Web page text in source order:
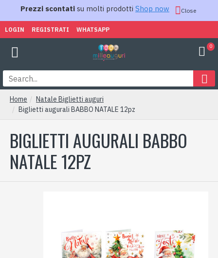
Prezzi scontati su molti prodotti Shop now Close
LOGIN REGISTRATI WHATSAPP
0
Home
Natale Biglietti auguri
Biglietti augurali BABBO NATALE 12pz
BIGLIETTI AUGURALI BABBO
NATALE 12PZ